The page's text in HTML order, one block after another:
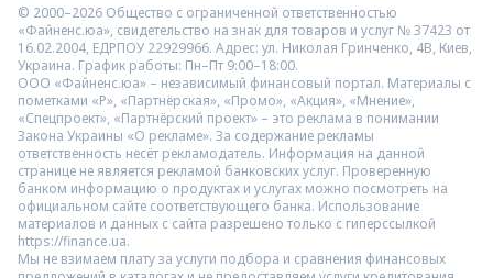
© 2000–2026 Общество с ограниченной ответственностью
«Файненс.юа», свидетельство на знак для товаров и услуг № 37423 от
16.02.2004, ЕДРПОУ 22929966. Адрес: ул. Николая Гринченко, 4В, Киев,
Украина. График работы: Пн–Пт 9:00–18:00.
ООО «Файненс.юа» – независимый финансовый портал. Материалы с
пометками «Р», «Партнёрская», «Промо», «Акция», «Мнение»,
«Спецпроект», «Партнёрский проект» – это реклама в понимании
Закона Украины «О рекламе». За содержание рекламы
ответственность несёт рекламодатель. Информация на данной
странице не является рекламой банковских услуг. Проверенную
банком информацию о продуктах и услугах можно посмотреть на
официальном сайте соответствующего банка. Использование
материалов и данных с сайта разрешено только с гиперссылкой
https://finance.ua.
Мы не взимаем плату за услуги подбора и сравнения финансовых